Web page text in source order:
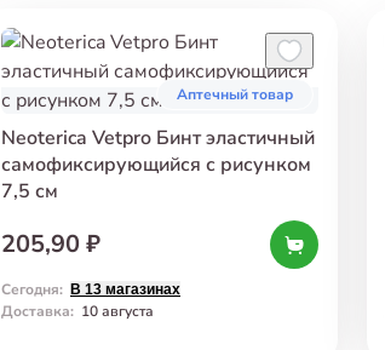
Аптечный товар
Neoterica Vetpro Бинт эластичный
самофиксирующийся с рисунком
7,5 см
205,90 ₽
Сегодня: В 13 магазинах
Доставка: 10 августа